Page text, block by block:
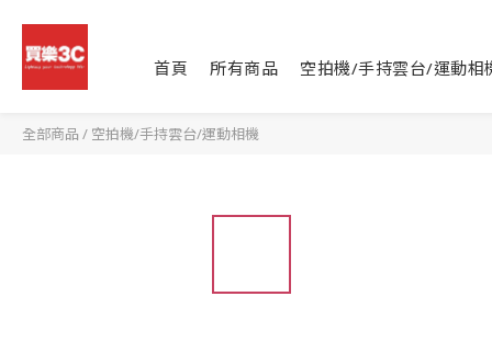
首頁 所有商品 空拍機/手持雲台/運動相
全部商品 / 空拍機/手持雲台/運動相機